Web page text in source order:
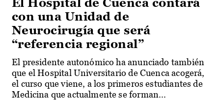
El Hospital de Cuenca contará
con una Unidad de
Neurocirugía que será
“referencia regional”
El presidente autonómico ha anunciado también
que el Hospital Universitario de Cuenca acogerá,
el curso que viene, a los primeros estudiantes de
Medicina que actualmente se forman...